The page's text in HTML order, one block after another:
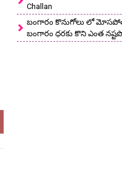
Challan
బంగారం కొనుగోలు లో
బంగారం ధరకు కొని ఎంత